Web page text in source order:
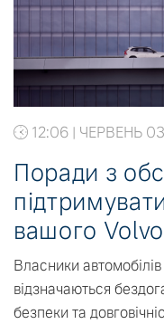
12:06 | ЧЕРВЕНЬ
Поради з
вашого Volvo
Власники
відзначаються
безпеки та